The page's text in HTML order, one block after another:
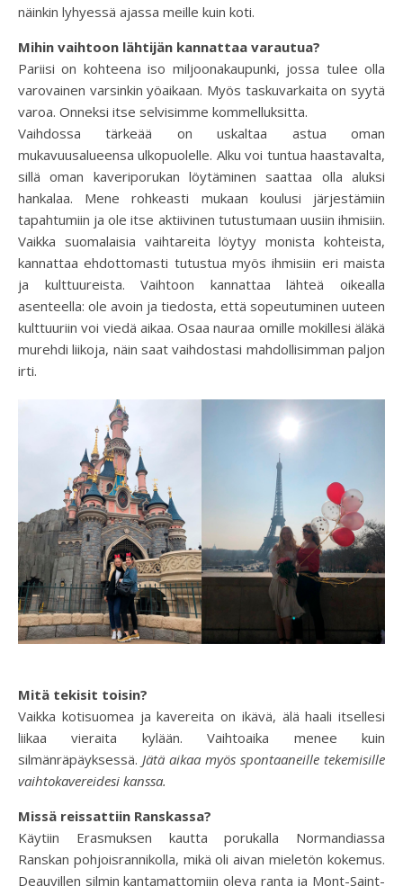
näinkin lyhyessä ajassa meille kuin koti.
Mihin vaihtoon lähtijän kannattaa varautua?
Pariisi on kohteena iso miljoonakaupunki, jossa tulee olla
varovainen varsinkin yöaikaan. Myös taskuvarkaita on syytä
varoa. Onneksi itse selvisimme kommelluksitta.
Vaihdossa tärkeää on uskaltaa astua oman
mukavuusalueensa ulkopuolelle. Alku voi tuntua haastavalta,
sillä oman kaveriporukan löytäminen saattaa olla aluksi
hankalaa. Mene rohkeasti mukaan koulusi järjestämiin
tapahtumiin ja ole itse aktiivinen tutustumaan uusiin ihmisiin.
Vaikka suomalaisia vaihtareita löytyy monista kohteista,
kannattaa ehdottomasti tutustua myös ihmisiin eri maista
ja kulttuureista. Vaihtoon kannattaa lähteä oikealla
asenteella: ole avoin ja tiedosta, että sopeutuminen uuteen
kulttuuriin voi viedä aikaa. Osaa nauraa omille mokillesi äläkä
murehdi liikoja, näin saat vaihdostasi mahdollisimman paljon
irti.
Mitä tekisit toisin?
Vaikka kotisuomea ja kavereita on ikävä, älä haali itsellesi
liikaa vieraita kylään. Vaihtoaika menee kuin
silmänräpäyksessä. Jätä aikaa myös spontaaneille tekemisille
vaihtokavereidesi kanssa.
Missä reissattiin Ranskassa?
Käytiin Erasmuksen kautta porukalla Normandiassa
Ranskan pohjoisrannikolla, mikä oli aivan mieletön kokemus.
Deauvillen silmin kantamattomiin oleva ranta ja Mont-Saint-